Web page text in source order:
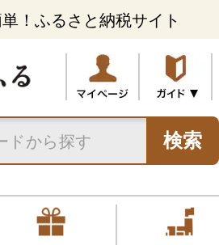
！ふるさと納税サイト
検索